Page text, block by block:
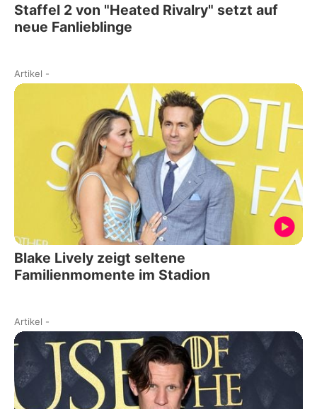
Staffel 2 von "Heated Rivalry" setzt auf
neue Fanlieblinge
Artikel -
Blake Lively zeigt seltene
Familienmomente im Stadion
Artikel -